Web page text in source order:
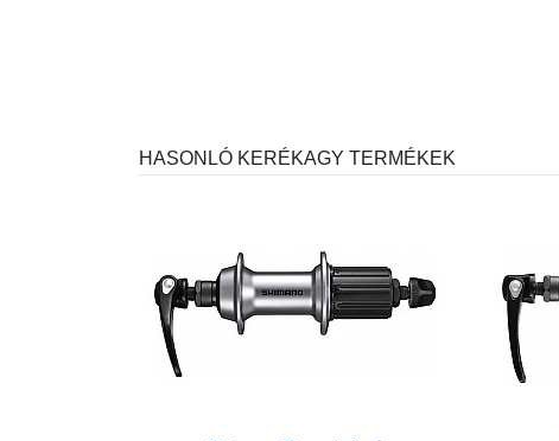
HASONLÓ KERÉKAGY TERMÉKEK